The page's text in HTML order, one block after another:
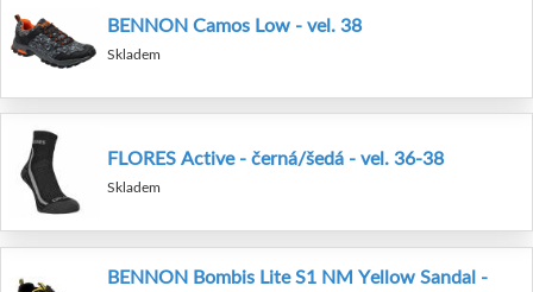
BENNON Camos Low - vel. 38
Skladem
FLORES Active - černá/šedá - vel. 36-38
Skladem
BENNON Bombis Lite S1 NM Yellow Sandal -